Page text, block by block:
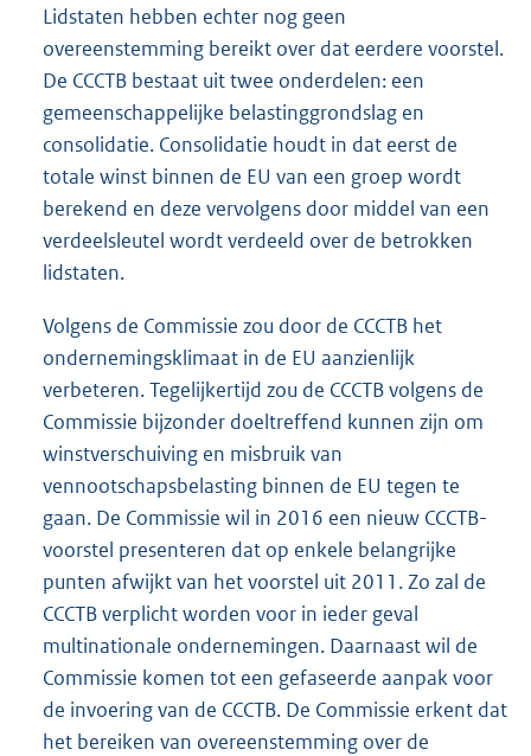
Lidstaten hebben echter nog geen
overeenstemming bereikt over dat eerdere voorstel.
De CCCTB bestaat uit twee onderdelen: een
gemeenschappelijke belastinggrondslag en
consolidatie. Consolidatie houdt in dat eerst de
totale winst binnen de EU van een groep wordt
berekend en deze vervolgens door middel van een
verdeelsleutel wordt verdeeld over de betrokken
lidstaten.
Volgens de Commissie zou door de CCCTB het
ondernemingsklimaat in de EU aanzienlijk
verbeteren. Tegelijkertijd zou de CCCTB volgens de
Commissie bijzonder doeltreffend kunnen zijn om
winstverschuiving en misbruik van
vennootschapsbelasting binnen de EU tegen te
gaan. De Commissie wil in 2016 een nieuw CCCTB-
voorstel presenteren dat op enkele belangrijke
punten afwijkt van het voorstel uit 2011. Zo zal de
CCCTB verplicht worden voor in ieder geval
multinationale ondernemingen. Daarnaast wil de
Commissie komen tot een gefaseerde aanpak voor
de invoering van de CCCTB. De Commissie erkent dat
het bereiken van overeenstemming over de